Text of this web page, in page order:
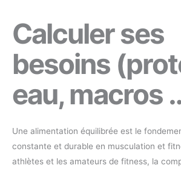
Calculer ses
besoins
eau, macros
Une alimentation équilibrée est le
constante et durable en musculation et
athlètes et les amateurs de fitness, la